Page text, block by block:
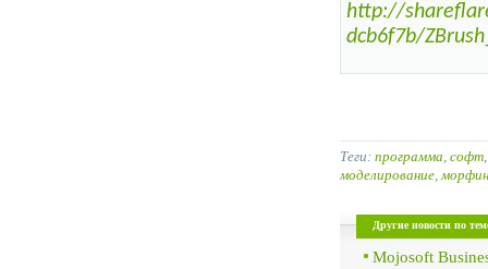
http://
dcb6f7b/
Теги: программа софт
моделирование
Другие новости по
Mojosoft